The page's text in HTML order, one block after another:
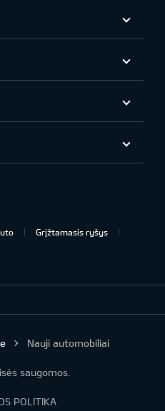
Grįžtamasis ryšys
Nauji automobiliai
saugomos.
POLITIKA